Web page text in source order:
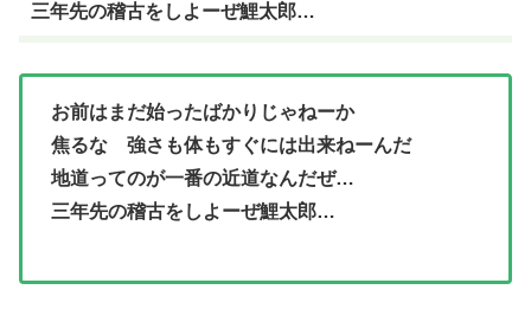
三年先の稽古をしよーぜ鯉太郎…
お前はまだ始ったばかりじゃねーか
焦るな 強さも体もすぐには出来ねーんだ
地道ってのが一番の近道なんだぜ…
三年先の稽古をしよーぜ鯉太郎…